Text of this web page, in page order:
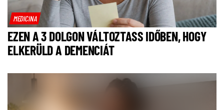
MEDICINA
EZEN A 3 DOLGON VÁLTOZTASS IDŐBEN, HOGY
ELKERÜLD A DEMENCIÁT